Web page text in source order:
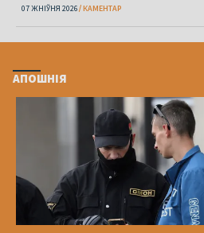
07 ЖНІЎНЯ 2026 КАМЕНТАР
АПОШНІЯ